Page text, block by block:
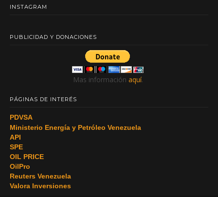
INSTAGRAM
PUBLICIDAD Y DONACIONES
Mas información aquí.
PÁGINAS DE INTERÉS
PDVSA
Ministerio Energía y Petróleo Venezuela
API
SPE
OIL PRICE
OilPro
Reuters Venezuela
Valora Inversiones